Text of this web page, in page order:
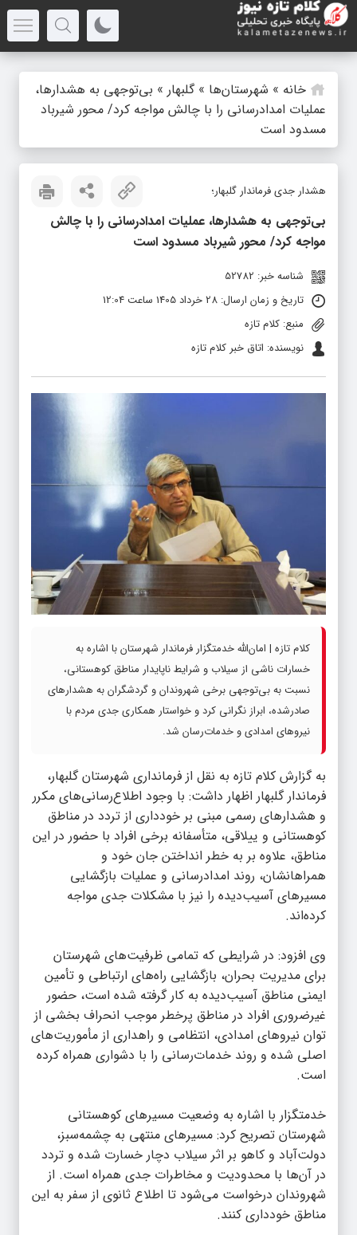
خانه » شهرستان‌ها »گلبهار » بی‌توجهی به هشدارها،
عملیات امدادرسانی را با چالش مواجه کرد/ محور شیرباد
مسدود است
هشدار جدی فرماندار گلبهار؛
بی‌توجهی به هشدارها، عملیات امدادرسانی را با چالش
مواجه کرد/ محور شیرباد مسدود است
شناسه خبر: 52782
تاریخ و زمان ارسال: 28 خرداد 1405 ساعت 12:04
منبع: کلام تازه
نویسنده: اتاق خبر کلام تازه
کلام تازه | امان‌الله خدمتگزار فرماندار شهرستان با اشاره به
خسارات ناشی از سیلاب و شرایط ناپایدار مناطق کوهستانی،
نسبت به بی‌توجهی برخی شهروندان و گردشگران به هشدارهای
صادرشده، ابراز نگرانی کرد و خواستار همکاری جدی مردم با
نیروهای امدادی و خدمات‌رسان شد.
به گزارش کلام تازه به نقل از فرمانداری شهرستان گلبهار،
فرماندار گلبهار اظهار داشت: با وجود اطلاع‌رسانی‌های مکرر
و هشدارهای رسمی مبنی بر خودداری از تردد در مناطق
کوهستانی و ییلاقی، متأسفانه برخی افراد با حضور در این
مناطق، علاوه بر به خطر انداختن جان خود و
همراهانشان، روند امدادرسانی و عملیات بازگشایی
مسیرهای آسیب‌دیده را نیز با مشکلات جدی مواجه
کرده‌اند.
وی افزود: در شرایطی که تمامی ظرفیت‌های شهرستان
برای مدیریت بحران، بازگشایی راه‌های ارتباطی و تأمین
ایمنی مناطق آسیب‌دیده به کار گرفته شده است، حضور
غیرضروری افراد در مناطق پرخطر موجب انحراف بخشی از
توان نیروهای امدادی، انتظامی و راهداری از مأموریت‌های
اصلی شده و روند خدمات‌رسانی را با دشواری همراه کرده
است.
خدمتگزار با اشاره به وضعیت مسیرهای کوهستانی
شهرستان تصریح کرد: مسیرهای منتهی به چشمه‌سبز،
دولت‌آباد و کاهو بر اثر سیلاب دچار خسارت شده و تردد
در آن‌ها با محدودیت و مخاطرات جدی همراه است. از
شهروندان درخواست می‌شود تا اطلاع ثانوی از سفر به این
مناطق خودداری کنند.